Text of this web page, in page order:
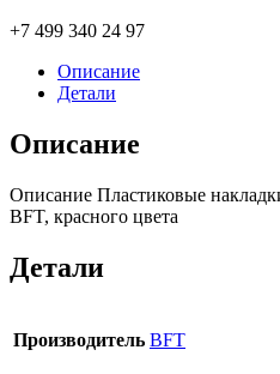
+7 499 340 24 97
Описание
Детали
Описание
Описание Пластиковые
BFT, красного цвета
Детали
Производитель BFT